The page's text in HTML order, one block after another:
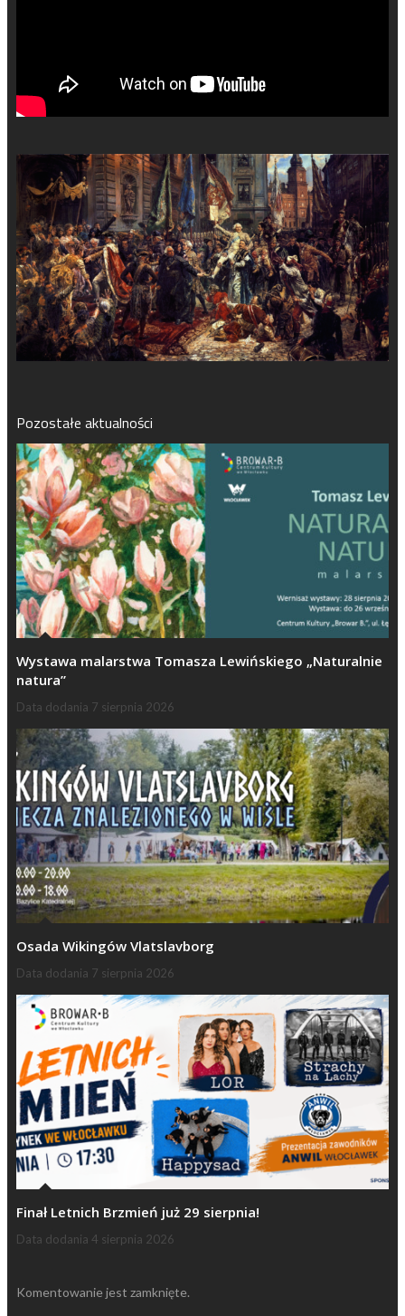
Pozostałe aktualności
Wystawa malarstwa Tomasza Lewińskiego „Naturalnie
natura”
Data dodania 7 sierpnia 2026
Osada Wikingów Vlatslavborg
Data dodania 7 sierpnia 2026
Finał Letnich Brzmień już 29 sierpnia!
Data dodania 4 sierpnia 2026
Komentowanie jest zamknięte.